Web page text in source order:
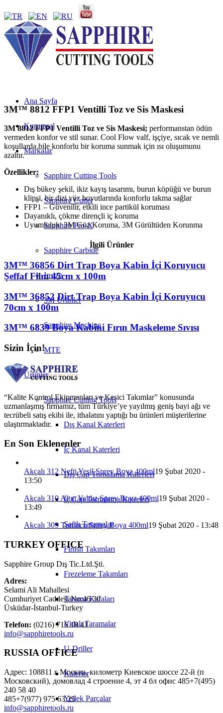
Ana Sayfa
Kurumsal
Markalar
Sapphire Cutting Tools
Sapphire Cutter
Sapphire Pro-X
Sapphire Carbide
Insize
3M Ürünler
Sapphire Machine
MTE
Ürünler
Sapphire Cutting Tools
Dış Kanal Katerleri
İç Kanal Katerleri
Dış Çap Tornalama Katerleri
İç Çap Tornalama Katerleri
Şaftlı Taramalar
Finish Takımları
Frezeleme Takımları
Tarama Kafaları
Vidalı Taramalar
U-Driller
Katerler
Yedek Parçalar
3M™ 8812 FFP1 Ventilli Toz ve Sis Maskesi
3M 8812 FFP1 Ventilli Toz ve Sis Maskesi; performanstan ödün
vermeden konfor ve stil sunar. Cool Flow valf, işçiye, sıcak ve nemli
koşullarda bile konforlu bir koruma sunmak için ısı oluşumunu
azaltır.
Özellikler:
Dış bükey şekil, ikiz kayış tasarımı, burun köpüğü ve burun
klipsi, bir dizi yüz boyutlarında konforlu takma sağlar
FFP1 – Güvenilir, etkili ince partikül koruması
Dayanıklı, çökme dirençli iç koruma
Uyumluluk: 3M Göz Koruma, 3M Gürültüden Korunma
İlgili Ürünler
3M™ 36856 Dirt Trap Boya Kabin İçi Koruyucu
Şeffaf Film 45cm x 100m
3M™ 36852 Dirt Trap Boya Kabin İçi Koruyucu
70cm x 100m
3M™ 6839 Boya Kabini Fırın Maskeleme Sıvısı
Sizin İçin!
“Kalite Kontrol Ekipmanları ve Kesici Takımlar” konusunda
uzmanlaşmış firmamız, tüm Türkiye’ye yayılmış geniş bayi ağı ve
tecrübeli satış ekibi ile, ithalatını yaptığı bu ürünleri müşterilerine
ulaştırmaktadır.
En Son Eklenenler
Akçalı 312 Nefti Yeşil Sprey Boya 400ml19 Şubat 2020 -
13:50
Akçalı 310 Altın Yaldız Sprey Boya 400ml19 Şubat 2020 -
13:49
Akçalı 309 Turuncu Sprey Boya 400ml19 Şubat 2020 - 13:48
TURKEY OFFICE
Sapphire Group Dış Tic.Ltd.Şti.
Adres:
Selami Ali Mahallesi
Cumhuriyet Caddesi No:46/30
Üsküdar-İstanbul-Turkey
Telefon: (0216) 716 18 41
info@sapphiretools.ru
RUSSIA OFFICE
Адрес: 108811 г Москва, километр Киевское шоссе 22-й (п
Московский), домовлад 4 строение 4, эт 4 бл офис 485+7(495)
240 58 40
485+7(977) 975 63 25
info@sapphiretools.ru